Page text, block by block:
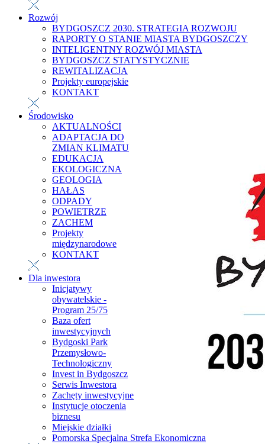
Rozwój
BYDGOSZCZ 2030. STRATEGIA ROZWOJU
RAPORTY O STANIE MIASTA BYDGOSZCZY
INTELIGENTNY ROZWÓJ MIASTA
BYDGOSZCZ STATYSTYCZNIE
REWITALIZACJA
Projekty europejskie
KONTAKT
Środowisko
AKTUALNOŚCI
ADAPTACJA DO
ZMIAN KLIMATU
EDUKACJA
EKOLOGICZNA
GEOLOGIA
HAŁAS
ODPADY
POWIETRZE
ZACHEM
Projekty
międzynarodowe
KONTAKT
Dla inwestora
Inicjatywy
obywatelskie -
Program 25/75
Baza ofert
inwestycyjnych
Bydgoski Park
Przemysłowo-
Technologiczny
Invest in Bydgoszcz
Serwis Inwestora
Zachęty inwestycyjne
Instytucje otoczenia
biznesu
Miejskie działki
Pomorska Specjalna Strefa Ekonomiczna